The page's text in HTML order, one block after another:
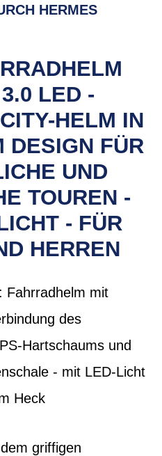
HERMES
LED -
HELM IN
DESIGN FÜR
UND
TOUREN -
- FÜR
HERREN
Fahrradhelm mit
des
Hartschaums und
- mit LED-Licht
Heck
griffigen